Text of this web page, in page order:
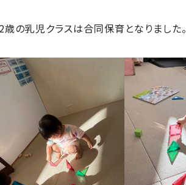
の乳児クラスは合同保育となりました。